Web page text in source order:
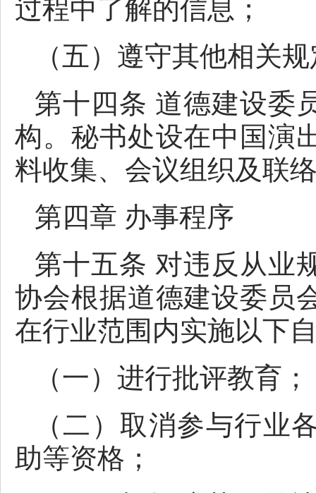
（五）遵守其他相关
第十四条 道德建设委
构。秘书处设在中国演
料收集、会议组织及联
第四章 办事程序
第十五条 对违反从业
协会根据道德建设委员
在行业范围内实施以下
（一）进行批评教育；
（二）取消参与行业
助等资格；